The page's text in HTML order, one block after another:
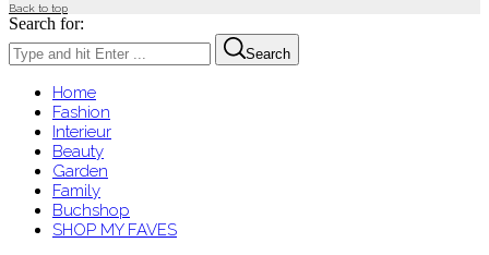
Back to top
Search for:
Search
Home
Fashion
Interieur
Beauty
Garden
Family
Buchshop
SHOP MY FAVES